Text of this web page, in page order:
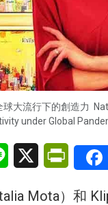
球大流行下的創造力
under Global
Line X
Mota）和